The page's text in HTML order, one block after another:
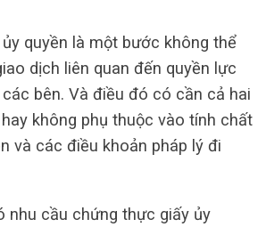
quyền là một bước không thể
dịch liên quan đến quyền lực
bên. Và điều đó có cần cả hai
không phụ thuộc vào tính chất
và các điều khoản pháp lý đi
nhu cầu chứng thực giấy ủy